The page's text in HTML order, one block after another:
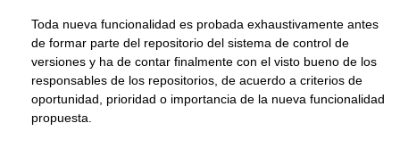
Toda nueva funcionalidad es probada exhaustivamente antes
de formar parte del repositorio del sistema de control de
versiones y ha de contar finalmente con el visto bueno de los
responsables de los repositorios, de acuerdo a criterios de
oportunidad, prioridad o importancia de la nueva funcionalidad
propuesta.